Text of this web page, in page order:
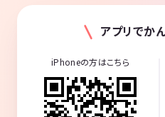
アプリでか
iPhoneの方はこちら